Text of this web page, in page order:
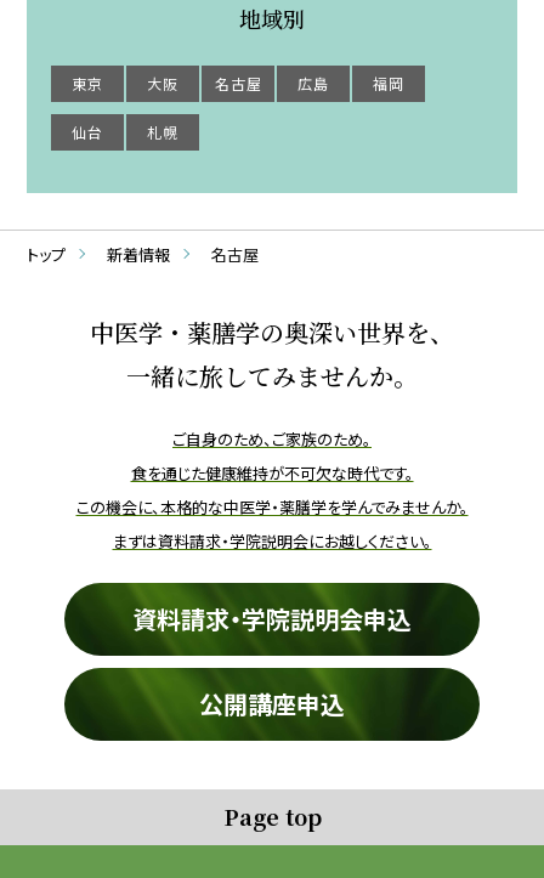
地域別
東京 大阪 名古屋 広島 福岡
仙台 札幌
トップ 新着情報 名古屋
中医学・薬膳学の奥深い世界を、
一緒に旅してみませんか。
ご自身のため、ご家族のため。
食を通じた健康維持が不可欠な時代です。
この機会に、本格的な中医学・薬膳学を学んでみませんか。
まずは資料請求・学院説明会にお越しください。
資料請求・学院説明会申込
公開講座申込
Page top